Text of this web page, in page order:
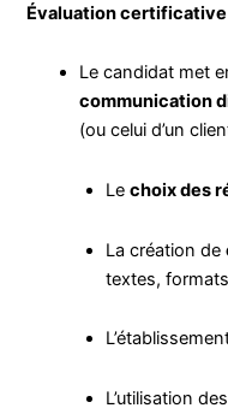
Évaluation certificative
Le candidat met
communication
(ou celui d’un
Lechoix des
La création de
textes,
L’utilisation